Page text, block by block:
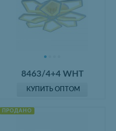
8463/4+4 WHT
КУПИТЬ ОПТОМ
ПРОДАНО